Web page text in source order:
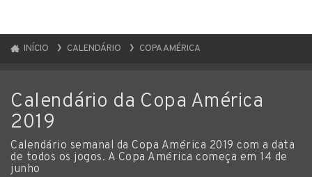
INÍCIO CALENDÁRIO COPA AMÉRICA
Calendário da Copa América
2019
Calendário semanal da Copa América 2019 com a data
de todos os jogos. A Copa América começa em 14 de
junho